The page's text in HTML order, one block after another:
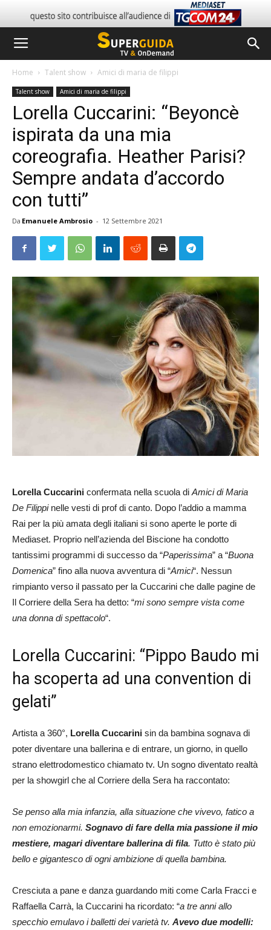
Home Talent show Amici di maria de filippi
Talent show Amici di maria de filippi
Lorella Cuccarini: “Beyoncè
ispirata da una mia
coreografia. Heather Parisi?
Sempre andata d’accordo
con tutti”
Da Emanuele Ambrosio - 12 Settembre 2021
Lorella Cuccarini confermata nella scuola diAmici di Maria
De Filippinelle vesti di prof di canto. Dopo l’addio a mamma
Rai per la più amata degli italiani si sono aperte le porte di
Mediaset. Proprio nell’azienda del Biscione ha condotto
tantissimi programmi di successo da “Paperissima” a “Buona
Domenica” fino alla nuova avventura di “Amici“. Nessun
rimpianto verso il passato per la Cuccarini che dalle pagine de
Il Corriere della Sera ha detto: “mi sono sempre vista come
una donna di spettacolo“.
Lorella Cuccarini: “Pippo Baudo mi
ha scoperta ad una convention di
gelati”
Artista a 360°, Lorella Cuccarini sin da bambina sognava di
poter diventare una ballerina e di entrare, un giorno, in quello
strano elettrodomestico chiamato tv. Un sogno diventato realtà
per la showgirl che al Corriere della Sera ha raccontato:
Se penso alla mia infanzia, alla situazione che vivevo, fatico a
non emozionarmi. Sognavo di fare della mia passione il mio
mestiere, magari diventare ballerina di fila. Tutto è stato più
bello e gigantesco di ogni ambizione di quella bambina.
Cresciuta a pane e danza guardando miti come Carla Fracci e
Raffaella Carrà, la Cuccarini ha ricordato: “a tre anni allo
specchio emulavo i balletti dei varietà tv. Avevo due modelli: